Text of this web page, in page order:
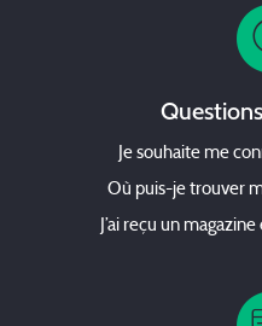
Je souhaite me
Où puis-je trouver
J’ai reçu un